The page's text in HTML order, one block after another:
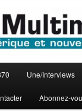
Une/Interviews
Abonnez-